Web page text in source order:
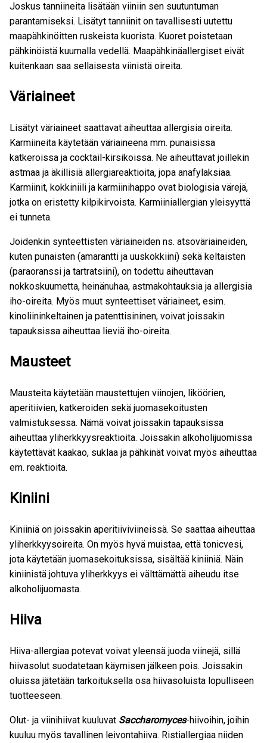
Joskus tanniineita lisätään viiniin sen suutuntuman
parantamiseksi. Lisätyt tanniinit on tavallisesti uutettu
maapähkinöitten ruskeista kuorista. Kuoret poistetaan
pähkinöistä kuumalla vedellä. Maapähkinäallergiset eivät
kuitenkaan saa sellaisesta viinistä oireita.
Väriaineet
Lisätyt väriaineet saattavat aiheuttaa allergisia oireita.
Karmiineita käytetään väriaineena mm. punaisissa
katkeroissa ja cocktail-kirsikoissa. Ne aiheuttavat joillekin
astmaa ja äkillisiä allergiareaktioita, jopa anafylaksiaa.
Karmiinit, kokkiniili ja karmiinihappo ovat biologisia värejä,
jotka on eristetty kilpikirvoista. Karmiiniallergian yleisyyttä
ei tunneta.
Joidenkin synteettisten väriaineiden ns. atsoväriaineiden,
kuten punaisten (amarantti ja uuskokkiini) sekä keltaisten
(paraoranssi ja tartratsiini), on todettu aiheuttavan
nokkoskuumetta, heinänuhaa, astmakohtauksia ja allergisia
iho-oireita. Myös muut synteettiset väriaineet, esim.
kinoliininkeltainen ja patenttisininen, voivat joissakin
tapauksissa aiheuttaa lieviä iho-oireita.
Mausteet
Mausteita käytetään maustettujen viinojen, liköörien,
aperitiivien, katkeroiden sekä juomasekoitusten
valmistuksessa. Nämä voivat joissakin tapauksissa
aiheuttaa yliherkkyysreaktioita. Joissakin alkoholijuomissa
käytettävät kaakao, suklaa ja pähkinät voivat myös aiheuttaa
em. reaktioita.
Kiniini
Kiniiniä on joissakin aperitiiviviineissä. Se saattaa aiheuttaa
yliherkkyysoireita. On myös hyvä muistaa, että tonicvesi,
jota käytetään juomasekoituksissa, sisältää kiniiniä. Näin
kiniinistä johtuva yliherkkyys ei välttämättä aiheudu itse
alkoholijuomasta.
Hiiva
Hiiva-allergiaa potevat voivat yleensä juoda viinejä, sillä
hiivasolut suodatetaan käymisen jälkeen pois. Joissakin
oluissa jätetään tarkoituksella osa hiivasoluista lopulliseen
tuotteeseen.
Olut- ja viinihiivat kuuluvat Saccharomyces-hiivoihin, joihin
kuuluu myös tavallinen leivontahiiva. Ristiallergiaa niiden